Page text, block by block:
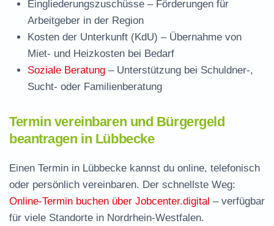
Eingliederungszuschüsse – Förderungen für
Arbeitgeber in der Region
Kosten der Unterkunft (KdU) – Übernahme von
Miet- und Heizkosten bei Bedarf
Soziale Beratung – Unterstützung bei Schuldner-,
Sucht- oder Familienberatung
Termin vereinbaren und Bürgergeld
beantragen in Lübbecke
Einen Termin in Lübbecke kannst du online, telefonisch
oder persönlich vereinbaren. Der schnellste Weg:
Online-Termin buchen über Jobcenter.digital – verfügbar
für viele Standorte in Nordrhein-Westfalen.